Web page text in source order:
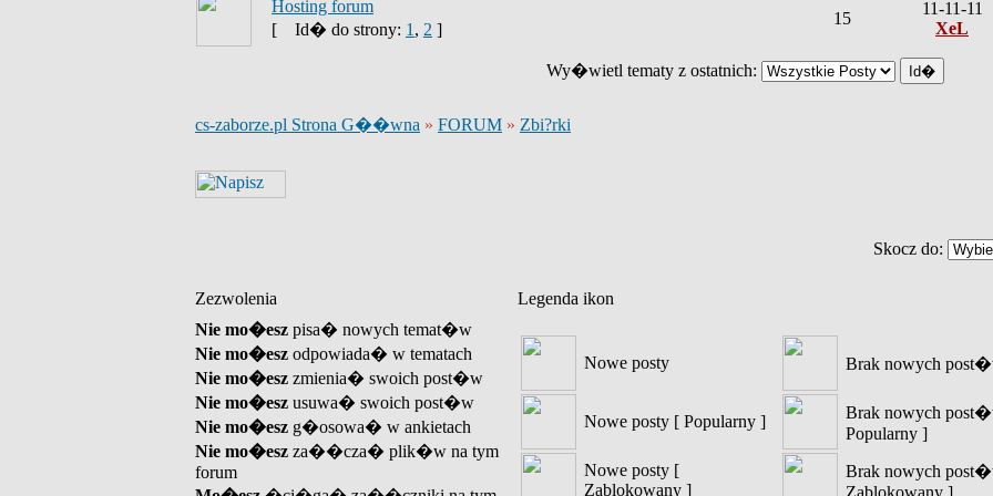
Hosting forum
[
Id� do strony: 1 , 2 ]
15
11-11-11
XeL
Wy�wietl tematy z ostatnich:
cs-zaborze.pl Strona G��wna » FORUM » Zbi?rki
Skocz do:
Zezwolenia
Legenda ikon
Nie mo�esz pisa� nowych temat�w
Nie mo�esz odpowiada� w tematach
Nie mo�esz zmienia� swoich post�w
Nie mo�esz usuwa� swoich post�w
Nie mo�esz g�osowa� w ankietach
Nie mo�esz za��cza� plik�w na tym
forum
Nowe posty Brak nowych
Nowe posty [ Popularny ]
Brak nowych
Popularny ]
Nowe posty [
Zablokowany ]
Brak nowych
Zablokowany ]